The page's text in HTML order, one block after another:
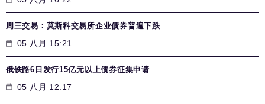
周三交易：莫斯科交易所企业债券普遍下跌
05 八月 15:21
俄铁路6日发行15亿元以上债券征集申请
05 八月 12:17